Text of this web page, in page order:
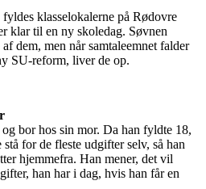
klasselokalerne på Rødovre
klar til en ny skoledag. Søvnen
dem, men når samtaleemnet falder
SU-reform, liver de op.
bor hos sin mor. Da han fyldte 18,
for de fleste udgifter selv, så han
hjemmefra. Han mener, det vil
han har i dag, hvis han får en